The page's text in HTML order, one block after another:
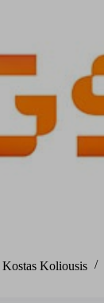
Kostas Koliousis